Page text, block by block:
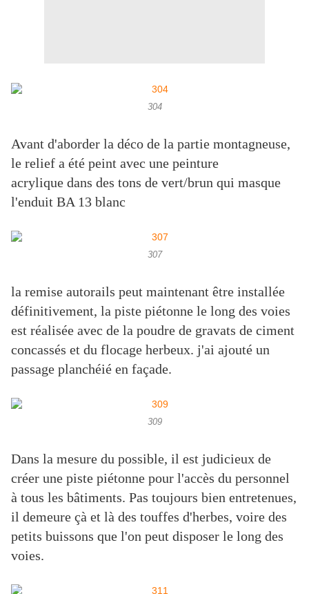
304
Avant d'aborder la déco de la partie montagneuse,
le relief a été peint avec une peinture
acrylique dans des tons de vert/brun qui masque
l'enduit BA 13 blanc
307
la remise autorails peut maintenant être installée
définitivement, la piste piétonne le long des voies
est réalisée avec de la poudre de gravats de ciment
concassés et du flocage herbeux. j'ai ajouté un
passage planchéié en façade.
309
Dans la mesure du possible, il est judicieux de
créer une piste piétonne pour l'accès du personnel
à tous les bâtiments. Pas toujours bien entretenues,
il demeure çà et là des touffes d'herbes, voire des
petits buissons que l'on peut disposer le long des
voies.